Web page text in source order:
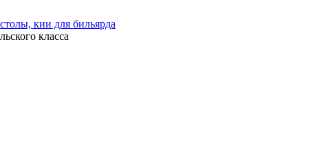
класса